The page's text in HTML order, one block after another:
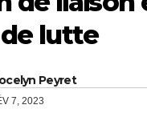
lutte
Peyret
7, 2023